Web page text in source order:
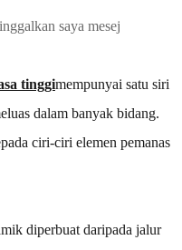
saya mesej
tinggimempunyai satu siri
dalam banyak bidang.
ciri-ciri elemen pemanas
diperbuat daripada jalur